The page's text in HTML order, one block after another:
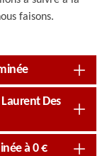
faisons.
Des
à 0 €